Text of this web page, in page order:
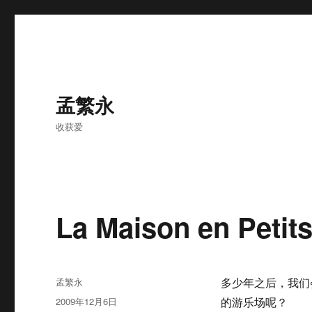
孟繁永
收获爱
La Maison en
多少年之后，我
的游乐场呢？
作
者
孟繁永
发
2009年12月6日